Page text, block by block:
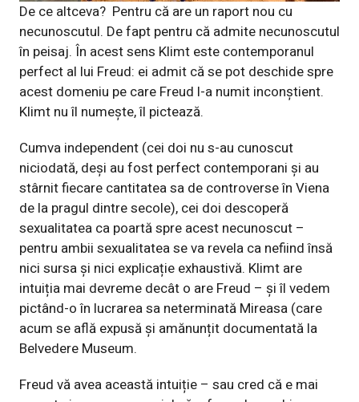
De ce altceva? Pentru că are un raport nou cu
necunoscutul. De fapt pentru că admite necunoscutul
în peisaj. În acest sens Klimt este contemporanul
perfect al lui Freud: ei admit că se pot deschide spre
acest domeniu pe care Freud l-a numit inconștient.
Klimt nu îl numește, îl pictează.
Cumva independent (cei doi nu s-au cunoscut
niciodată, deși au fost perfect contemporani și au
stârnit fiecare cantitatea sa de controverse în Viena
de la pragul dintre secole), cei doi descoperă
sexualitatea ca poartă spre acest necunoscut –
pentru ambii sexualitatea se va revela ca nefiind însă
nici sursa și nici explicație exhaustivă. Klimt are
intuiția mai devreme decât o are Freud – și îl vedem
pictând-o în lucrarea sa neterminată Mireasa (care
acum se află expusă și amănunțit documentată la
Belvedere Museum.
Freud vă avea această intuiție – sau cred că e mai